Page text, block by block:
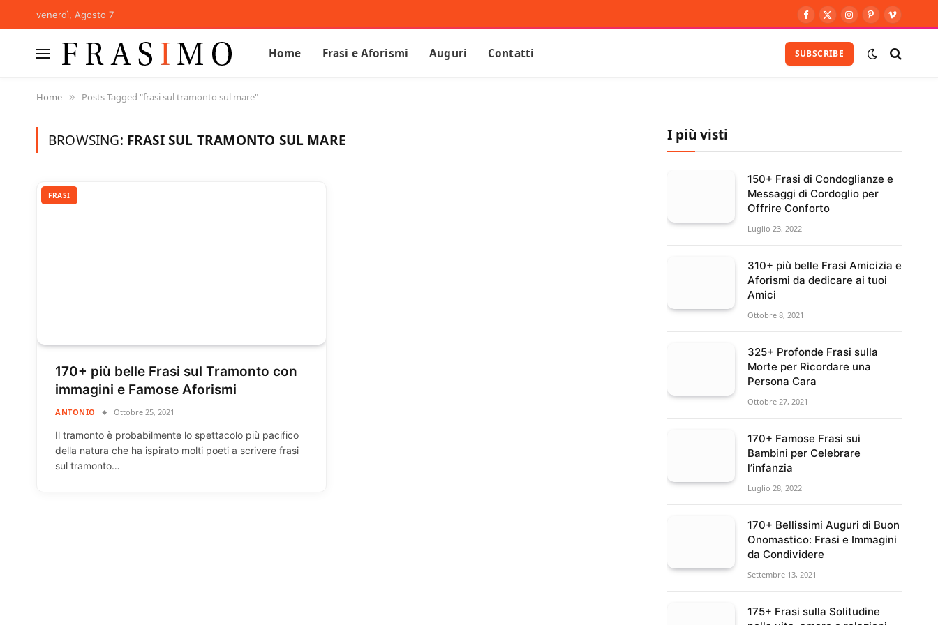
venerdì, Agosto 7
Facebook
X
Instagram
Pinterest
Vimeo
Home Frasi e Aforismi Auguri Contatti SUBSCRIBE
Home » Posts Tagged "frasi sul tramonto sul mare"
BROWSING: FRASI SUL TRAMONTO SUL MARE
FRASI
170+ più belle Frasi sul Tramonto con
immagini e Famose Aforismi
ANTONIO Ottobre 25, 2021
Il tramonto è probabilmente lo spettacolo più pacifico
della natura che ha ispirato molti poeti a scrivere frasi
sul tramonto…
I più visti
150+ Frasi di Condoglianze e
Messaggi di Cordoglio per
Offrire Conforto
Luglio 23, 2022
310+ più belle Frasi Amicizia e
Aforismi da dedicare ai tuoi
Amici
Ottobre 8, 2021
325+ Profonde Frasi sulla
Morte per Ricordare una
Persona Cara
Ottobre 27, 2021
170+ Famose Frasi sui
Bambini per Celebrare
l’infanzia
Luglio 28, 2022
170+ Bellissimi Auguri di Buon
Onomastico: Frasi e Immagini
da Condividere
Settembre 13, 2021
175+ Frasi sulla Solitudine